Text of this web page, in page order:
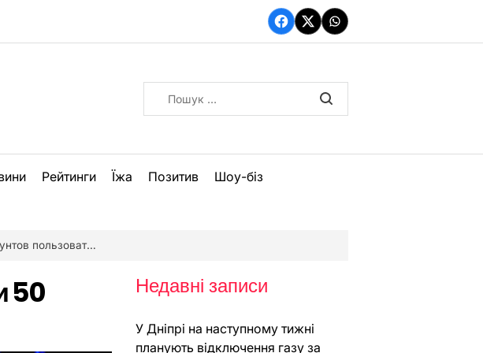
Facebook
TwitterWhatsApp
Рейтинги Їжа Позитив Шоу-біз
пользователей
50
Недавні записи
У Дніпрі на наступному тижні
планують відключення газу за